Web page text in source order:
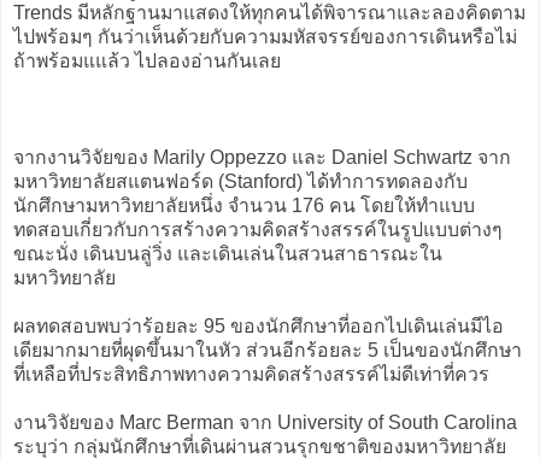
Trends มีหลักฐานมาแสดงให้ทุกคนได้พิจารณาและลองคิดตาม
ไปพร้อมๆ กันว่าเห็นด้วยกับความมหัสจรรย์ของการเดินหรือไม่
ถ้าพร้อมแแล้ว ไปลองอ่านกันเลย
จากงานวิจัยของ Marily Oppezzo และ Daniel Schwartz จาก
มหาวิทยาลัยสแตนฟอร์ด (​Stanford) ได้ทำการทดลองกับ
นักศึกษามหาวิทยาลัยหนึ่ง จำนวน 176 คน โดยให้ทำแบบ
ทดสอบเกี่ยวกับการสร้างความคิดสร้างสรรค์ในรูปแบบต่างๆ
ขณะนั่ง เดินบนลู่วิ่ง และเดินเล่นในสวนสาธารณะใน
มหาวิทยาลัย
ผลทดสอบพบว่าร้อยละ 95 ของนักศึกษาที่ออกไปเดินเล่นมีไอ
เดียมากมายที่ผุดขึ้นมาในหัว ส่วนอีกร้อยละ 5 เป็นของนักศึกษา
ที่เหลือที่ประสิทธิภาพทางความคิดสร้างสรรค์ไม่ดีเท่าที่ควร
งานวิจัยของ Marc Berman จาก University of South Carolina
ระบุว่า กลุ่มนักศึกษาที่เดินผ่านสวนรุกขชาติของมหาวิทยาลัย